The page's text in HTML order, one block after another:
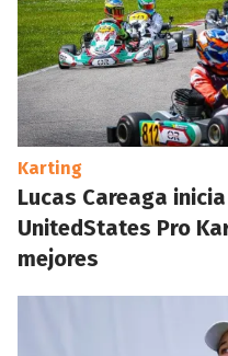
Karting
Lucas Careaga
UnitedStates Pro
mejores